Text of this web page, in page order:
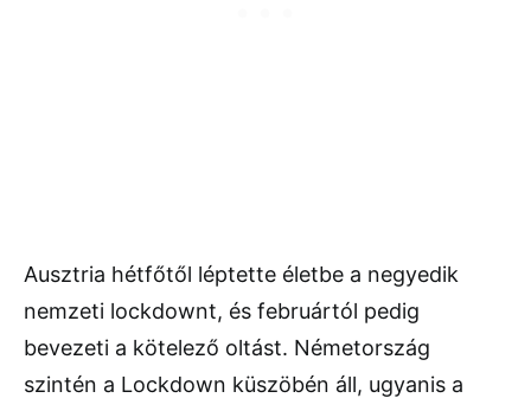
Ausztria hétfőtől léptette életbe a negyedik
nemzeti lockdownt, és februártól pedig
bevezeti a kötelező oltást. Németország
szintén a Lockdown küszöbén áll, ugyanis a